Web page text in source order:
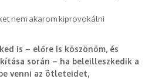
nem akarom kiprovokálni
is – előre is köszönöm, és
során – ha beleilleszkedik a
venni az ötleteidet,